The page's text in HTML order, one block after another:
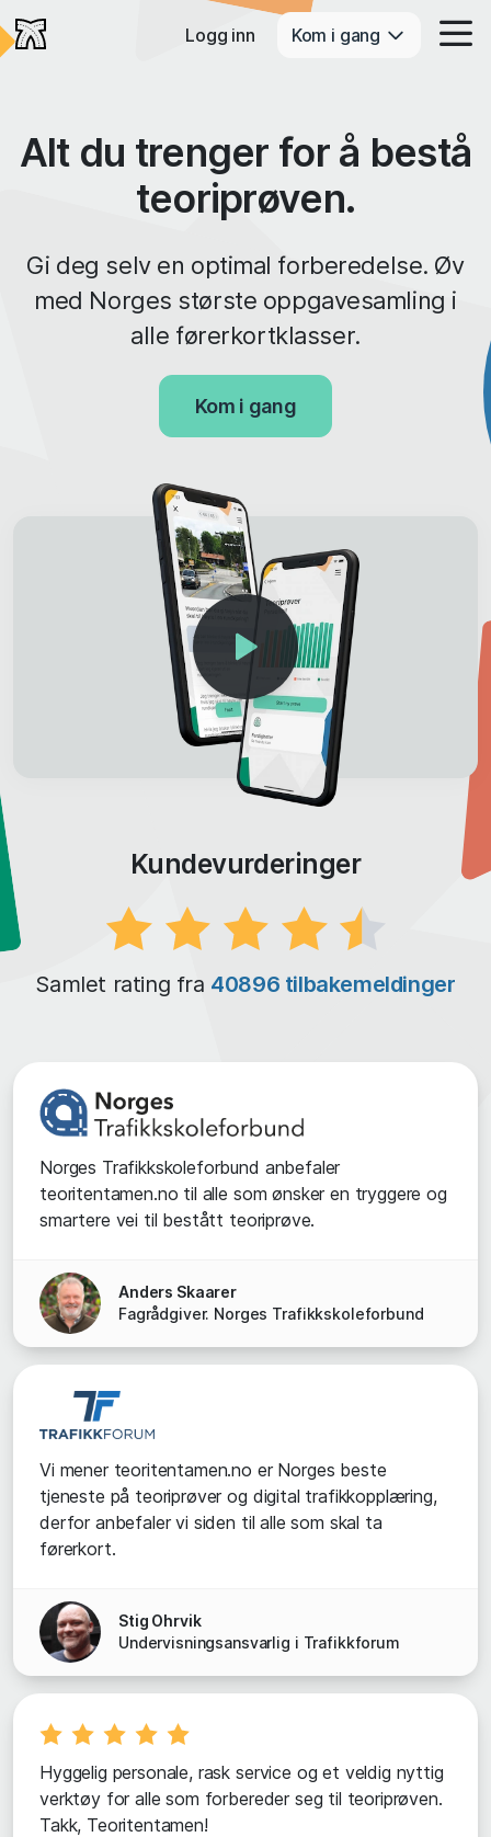
Logg inn Kom i gang
Alt du trenger for å bestå
teoriprøven.
Gi deg selv en optimal forberedelse. Øv
med Norges største oppgavesamling i
alle førerkortklasser.
Kom i gang
Kundevurderinger
Samlet rating fra 40896 tilbakemeldinger
Norges Trafikkskoleforbund anbefaler
teoritentamen.no til alle som ønsker en tryggere og
smartere vei til bestått teoriprøve.
Anders Skaarer
Fagrådgiver. Norges Trafikkskoleforbund
Vi mener teoritentamen.no er Norges beste
tjeneste på teoriprøver og digital trafikkopplæring,
derfor anbefaler vi siden til alle som skal ta
førerkort.
Stig Ohrvik
Undervisningsansvarlig i Trafikkforum
Hyggelig personale, rask service og et veldig nyttig
verktøy for alle som forbereder seg til teoriprøven.
Takk, Teoritentamen!